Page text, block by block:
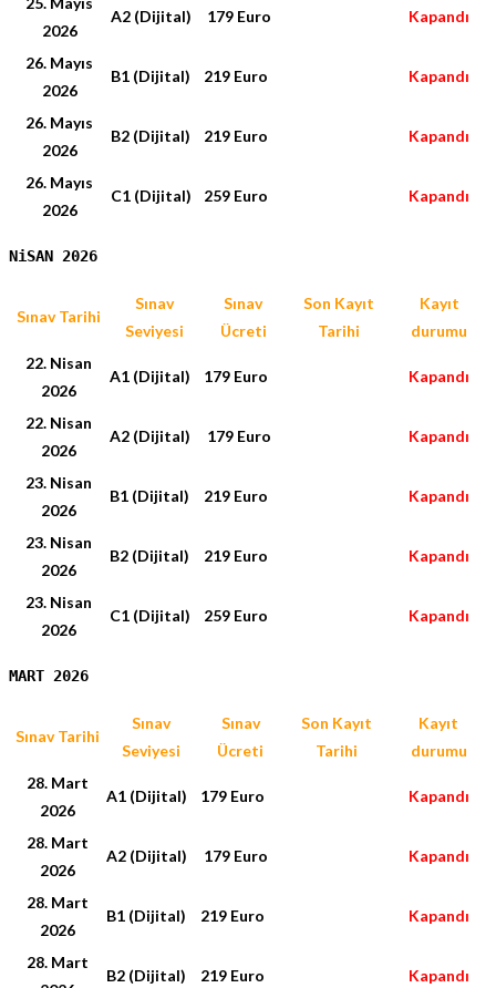
2026
A2 (Dijital) 179 Euro Kapandı
26. Mayıs
2026
B1 (Dijital) 219 Euro Kapandı
26. Mayıs
2026
B2 (Dijital) 219 Euro Kapandı
26. Mayıs
2026
C1 (Dijital) 259 Euro Kapandı
NiSAN 2026
Sınav Tarihi
Sınav
Seviyesi
Sınav
Ücreti
Son Kayıt
Tarihi
Kayıt
durumu
22. Nisan
2026
A1 (Dijital) 179 Euro Kapandı
22. Nisan
2026
A2 (Dijital) 179 Euro Kapandı
23. Nisan
2026
B1 (Dijital) 219 Euro Kapandı
23. Nisan
2026
B2 (Dijital) 219 Euro Kapandı
23. Nisan
2026
C1 (Dijital) 259 Euro Kapandı
MART 2026
Sınav Tarihi
Sınav
Seviyesi
Sınav
Ücreti
Son Kayıt
Tarihi
Kayıt
durumu
28. Mart
2026
A1 (Dijital) 179 Euro Kapandı
28. Mart
2026
A2 (Dijital) 179 Euro Kapandı
28. Mart
2026
B1 (Dijital) 219 Euro Kapandı
28. Mart
B2 (Dijital) 219 Euro Kapandı